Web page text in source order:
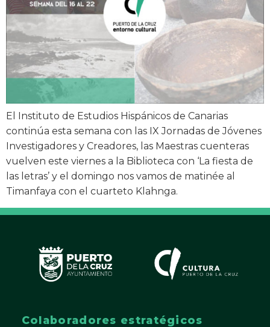
El Instituto de Estudios Hispánicos de Canarias
continúa esta semana con las IX Jornadas de Jóvenes
Investigadores y Creadores, las Maestras cuenteras
vuelven este viernes a la Biblioteca con ‘La fiesta de
las letras’ y el domingo nos vamos de matinée al
Timanfaya con el cuarteto Klahnga.
Colaboradores estratégicos